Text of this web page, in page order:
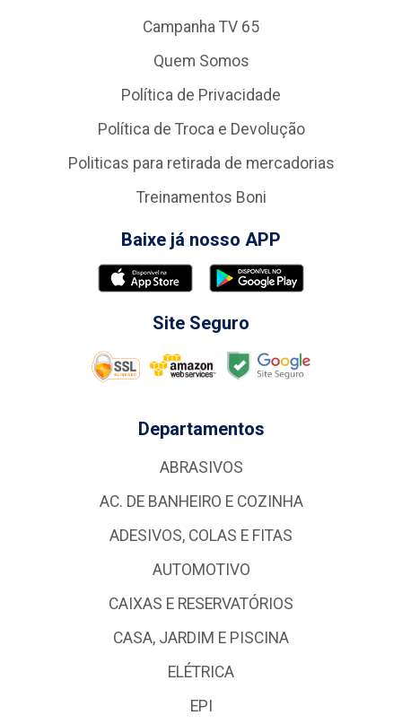
Campanha TV 65
Quem Somos
Política de Privacidade
Política de Troca e Devolução
Politicas para retirada de mercadorias
Treinamentos Boni
Baixe já nosso APP
Site Seguro
Departamentos
ABRASIVOS
AC. DE BANHEIRO E COZINHA
ADESIVOS, COLAS E FITAS
AUTOMOTIVO
CAIXAS E RESERVATÓRIOS
CASA, JARDIM E PISCINA
ELÉTRICA
EPI